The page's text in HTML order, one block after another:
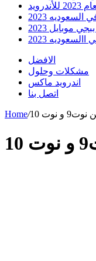
2023
2023
الافضل
مشكلات وحلول
اندرويد ماكس
اتصل بنا
Home/ و نوت 10